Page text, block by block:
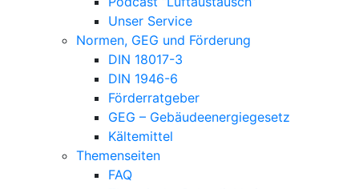
Unser Service
Normen, GEG und Förderung
DIN 18017-3
DIN 1946-6
Förderratgeber
GEG – Gebäudeenergiegesetz
Kältemittel
Themenseiten
FAQ